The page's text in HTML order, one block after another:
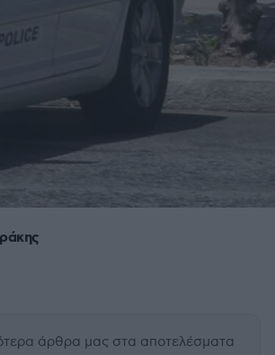
άρθρα μας στα αποτελέσματα